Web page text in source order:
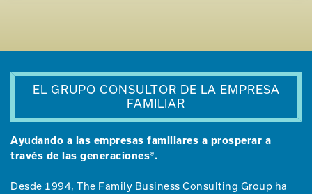
EL GRUPO CONSULTOR DE LA EMPRESA
FAMILIAR
Ayudando a las empresas familiares a prosperar a
través de las generaciones®.
Desde 1994, The Family Business Consulting Group ha